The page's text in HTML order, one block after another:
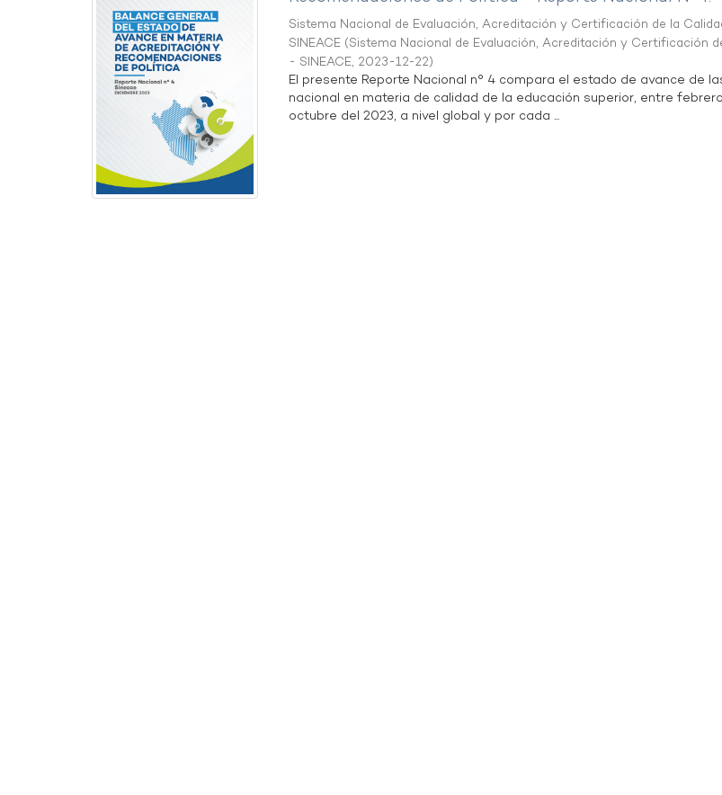
Sistema Nacional de Evaluación, Acreditación y Certificación de la
SINEACE (Sistema Nacional de Evaluación, Acreditación y Certificación
- SINEACE, 2023-12-22)
El presente Reporte Nacional n° 4 compara el estado de avance de
nacional en materia de calidad de la educación superior, entre
octubre del 2023, a nivel global y por cada ...